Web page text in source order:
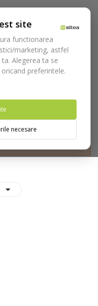
site
functionarea
marketing, astfel
Alegerea ta se
preferintele.
necesare
Restaurare provizorie
accesati website-ul
